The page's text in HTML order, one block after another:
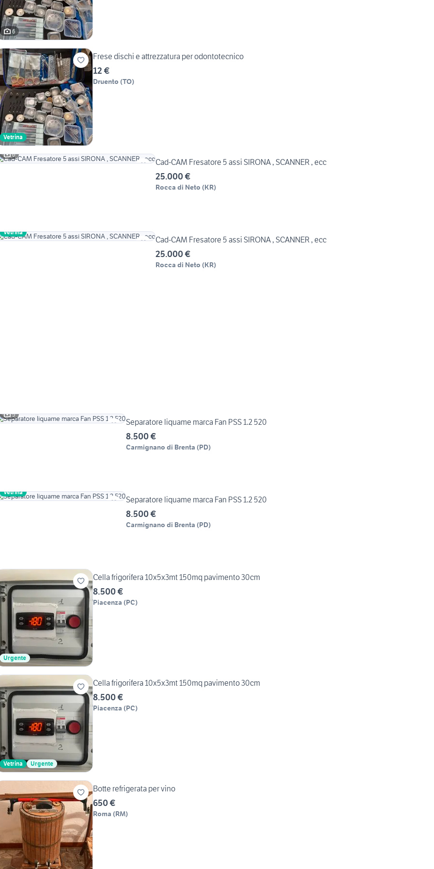
6
Vetrina
Frese dischi e attrezzatura per odontotecnico
12 €
Druento (TO)
6
Cad-CAM Fresatore 5 assi SIRONA , SCANNER , ecc
25.000 €
Rocca di Neto (KR)
Vetrina
Cad-CAM Fresatore 5 assi SIRONA , SCANNER , ecc
25.000 €
Rocca di Neto (KR)
5
Separatore liquame marca Fan PSS 1.2 520
8.500 €
Carmignano di Brenta (PD)
Vetrina
Separatore liquame marca Fan PSS 1.2 520
8.500 €
Carmignano di Brenta (PD)
Urgente
Cella frigorifera 10x5x3mt 150mq pavimento 30cm
8.500 €
Piacenza (PC)
Vetrina Urgente
Cella frigorifera 10x5x3mt 150mq pavimento 30cm
8.500 €
Piacenza (PC)
Botte refrigerata per vino
650 €
Roma (RM)